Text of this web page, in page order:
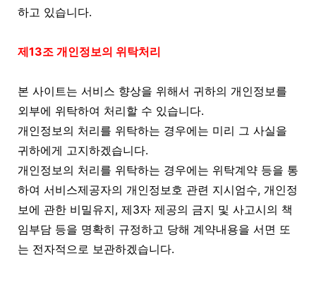
하고 있습니다.
제13조 개인정보의 위탁처리
본 사이트는 서비스 향상을 위해서 귀하의 개인정보를
외부에 위탁하여 처리할 수 있습니다.
개인정보의 처리를 위탁하는 경우에는 미리 그 사실을
귀하에게 고지하겠습니다.
개인정보의 처리를 위탁하는 경우에는 위탁계약 등을 통
하여 서비스제공자의 개인정보호 관련 지시엄수, 개인정
보에 관한 비밀유지, 제3자 제공의 금지 및 사고시의 책
임부담 등을 명확히 규정하고 당해 계약내용을 서면 또
는 전자적으로 보관하겠습니다.